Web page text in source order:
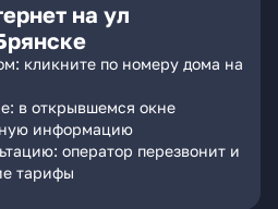
на ул
кликните по номеру дома на
в открывшемся окне
информацию
оператор перезвонит и
тарифы